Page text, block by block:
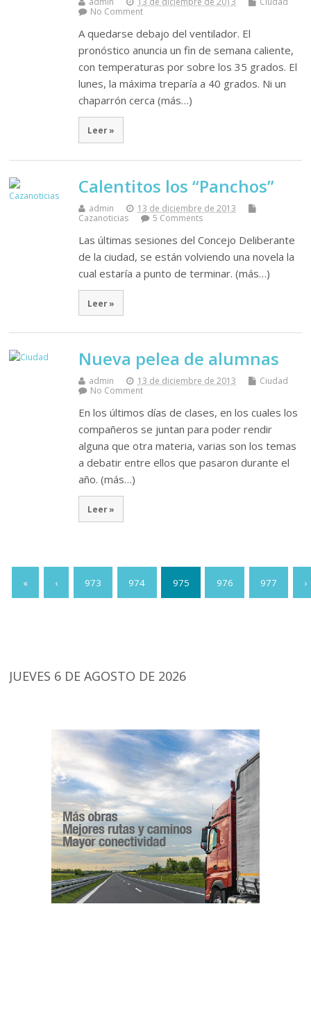
No Comment
A quedarse debajo del ventilador. El
pronóstico anuncia un fin de semana caliente,
con temperaturas por sobre los 35 grados. El
lunes, la máxima treparía a 40 grados. Ni un
chaparrón cerca (más…)
Leer »
Calentitos los “Panchos”
admin
13 de diciembre de 2013
Cazanoticias
5 Comments
Las últimas sesiones del Concejo Deliberante
de la ciudad, se están volviendo una novela la
cual estaría a punto de terminar. (más…)
Leer »
Nueva pelea de alumnas
admin 13 de diciembre de 2013
Ciudad
No Comment
En los últimos días de clases, en los cuales los
compañeros se juntan para poder rendir
alguna que otra materia, varias son los temas
a debatir entre ellos que pasaron durante el
año. (más…)
Leer »
« ‹ 973 974 975 976 977 ›
JUEVES 6 DE AGOSTO DE 2026